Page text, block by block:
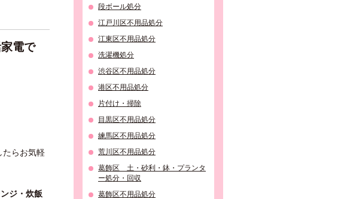
電で
たらお気軽
ジ・炊飯
段ボール処分
江戸川区不用品処分
江東区不用品処分
洗濯機処分
渋谷区不用品処分
港区不用品処分
片付け・掃除
目黒区不用品処分
練馬区不用品処分
荒川区不用品処分
葛飾区 土・砂利・鉢・プランタ
ー処分・回収
葛飾区不用品処分